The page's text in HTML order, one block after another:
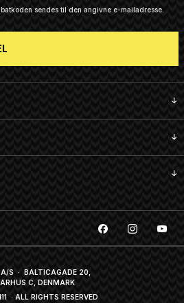
sendes til den angivne e-mailadresse.
S · BALTICAGADE 20,
C, DENMARK
· ALL RIGHTS RESERVED